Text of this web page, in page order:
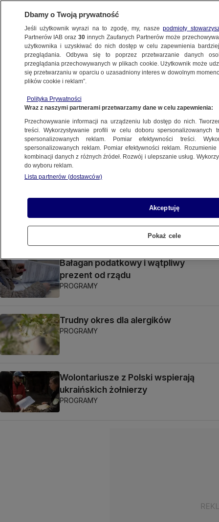
POLSKA I ŚWIAT
Jest wykrywana z opóźnieniem,
a nieleczona może prowadzić do wielu
powikłań
PROGRAMY
Polska przejęła budynek nielegalnie
zajmowany przez Rosjan
Partia Zbigniewa Ziobry zmienia
nazwę
PROGRAMY
Bałagan podatkowy i wątpliwy
prezent od rządu
PROGRAMY
Trudny okres dla alergików
PROGRAMY
Wolontariusze z Polski wspierają
ukraińskich żołnierzy
PROGRAMY
Dbamy o Twoją prywatność
Jeśli użytkownik wyrazi na to zgodę, my, naszepodmioty
Partnerów IAB oraz30 innych Zaufanych Partnerów może
użytkownika i uzyskiwać do nich dostęp w celu zapewnienia
przeglądania. Odbywa się to poprzez przetwarzanie danych
przeglądania przechowywanych w plikach cookie. Użytkownik może
się przetwarzaniu w oparciu o uzasadniony interes w dowolnym
plików cookie i reklam”.
Polityka Prywatności
Wraz z naszymi partnerami przetwarzamy dane w celu zapewnienia:
Przechowywanie informacji na urządzeniu lub dostęp do nich.
treści. Wykorzystywanie profili w celu doboru spersonalizowanych
spersonalizowanych reklam. Pomiar efektywności treści.
spersonalizowanych reklam. Pomiar efektywności reklam.
kombinacji danych z różnych źródeł. Rozwój i ulepszanie usług.
do wyboru reklam.
Lista partnerów (dostawców)
Akceptuję
Pokaż cele